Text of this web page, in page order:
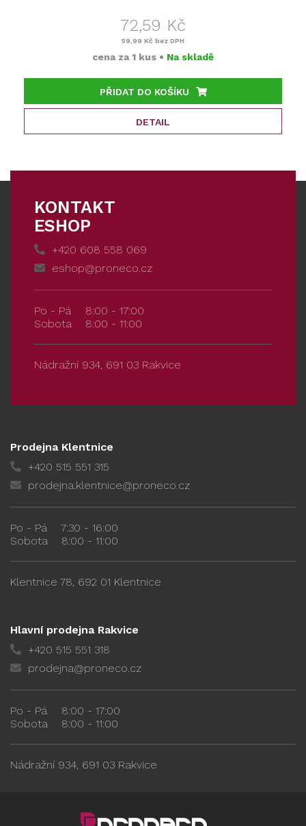
72,59 Kč
59,99 Kč bez DPH
cena za 1 kus • Na skladě
PŘIDAT DO KOŠÍKU
DETAIL
KONTAKT
ESHOP
+420 608 558 069
eshop@proneco.cz
Po - Pá
8:00 - 17:00
Sobota
8:00 - 11:00
Nádražní 934, 691 03 Rakvice
Prodejna Klentnice
+420 515 551 315
prodejna.klentnice@proneco.cz
Po - Pá
7:30 - 16:00
Sobota
8:00 - 11:00
Klentnice 78, 692 01 Klentnice
Hlavní prodejna Rakvice
+420 515 551 318
prodejna@proneco.cz
Po - Pá
8:00 - 17:00
Sobota
8:00 - 11:00
Nádražní 934, 691 03 Rakvice